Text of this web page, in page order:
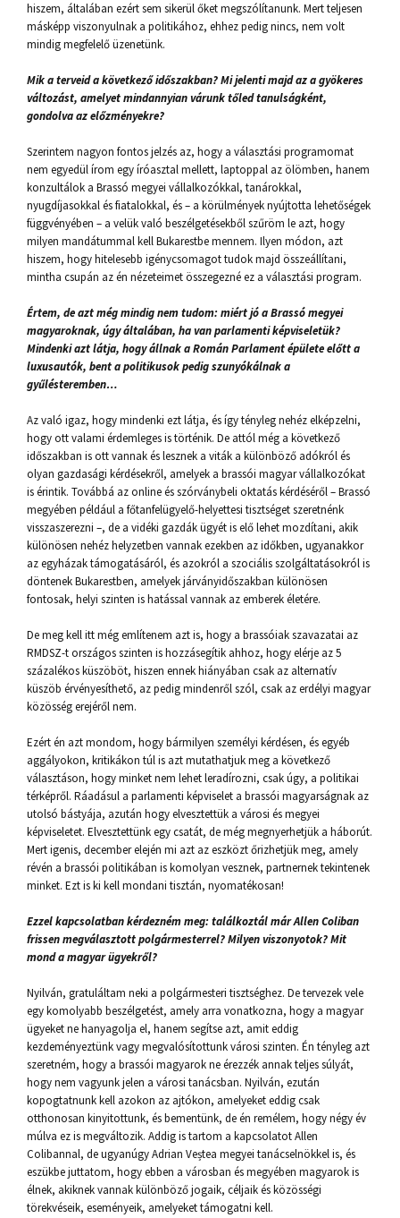
hiszem, általában ezért sem sikerül őket megszólítanunk. Mert teljesen
másképp viszonyulnak a politikához, ehhez pedig nincs, nem volt
mindig megfelelő üzenetünk.
Mik a terveid a következő időszakban? Mi jelenti majd az a gyökeres
változást, amelyet mindannyian várunk tőled tanulságként,
gondolva az előzményekre?
Szerintem nagyon fontos jelzés az, hogy a választási programomat
nem egyedül írom egy íróasztal mellett, laptoppal az ölömben, hanem
konzultálok a Brassó megyei vállalkozókkal, tanárokkal,
nyugdíjasokkal és fiatalokkal, és – a körülmények nyújtotta lehetőségek
függvényében – a velük való beszélgetésekből szűröm le azt, hogy
milyen mandátummal kell Bukarestbe mennem. Ilyen módon, azt
hiszem, hogy hitelesebb igénycsomagot tudok majd összeállítani,
mintha csupán az én nézeteimet összegezné ez a választási program.
Értem, de azt még mindig nem tudom: miért jó a Brassó megyei
magyaroknak, úgy általában, ha van parlamenti képviseletük?
Mindenki azt látja, hogy állnak a Román Parlament épülete előtt a
luxusautók, bent a politikusok pedig szunyókálnak a
gyűlésteremben…
Az való igaz, hogy mindenki ezt látja, és így tényleg nehéz elképzelni,
hogy ott valami érdemleges is történik. De attól még a következő
időszakban is ott vannak és lesznek a viták a különböző adókról és
olyan gazdasági kérdésekről, amelyek a brassói magyar vállalkozókat
is érintik. Továbbá az online és szórványbeli oktatás kérdéséről – Brassó
megyében például a főtanfelügyelő-helyettesi tisztséget szeretnénk
visszaszerezni –, de a vidéki gazdák ügyét is elő lehet mozdítani, akik
különösen nehéz helyzetben vannak ezekben az időkben, ugyanakkor
az egyházak támogatásáról, és azokról a szociális szolgáltatásokról is
döntenek Bukarestben, amelyek járványidőszakban különösen
fontosak, helyi szinten is hatással vannak az emberek életére.
De meg kell itt még említenem azt is, hogy a brassóiak szavazatai az
RMDSZ-t országos szinten is hozzásegítik ahhoz, hogy elérje az 5
százalékos küszöböt, hiszen ennek hiányában csak az alternatív
küszöb érvényesíthető, az pedig mindenről szól, csak az erdélyi magyar
közösség erejéről nem.
Ezért én azt mondom, hogy bármilyen személyi kérdésen, és egyéb
aggályokon, kritikákon túl is azt mutathatjuk meg a következő
választáson, hogy minket nem lehet leradírozni, csak úgy, a politikai
térképről. Ráadásul a parlamenti képviselet a brassói magyarságnak az
utolsó bástyája, azután hogy elvesztettük a városi és megyei
képviseletet. Elvesztettünk egy csatát, de még megnyerhetjük a háborút.
Mert igenis, december elején mi azt az eszközt őrizhetjük meg, amely
révén a brassói politikában is komolyan vesznek, partnernek tekintenek
minket. Ezt is ki kell mondani tisztán, nyomatékosan!
Ezzel kapcsolatban kérdezném meg: találkoztál már Allen Coliban
frissen megválasztott polgármesterrel? Milyen viszonyotok? Mit
mond a magyar ügyekről?
Nyilván, gratuláltam neki a polgármesteri tisztséghez. De tervezek vele
egy komolyabb beszélgetést, amely arra vonatkozna, hogy a magyar
ügyeket ne hanyagolja el, hanem segítse azt, amit eddig
kezdeményeztünk vagy megvalósítottunk városi szinten. Én tényleg azt
szeretném, hogy a brassói magyarok ne érezzék annak teljes súlyát,
hogy nem vagyunk jelen a városi tanácsban. Nyilván, ezután
kopogtatnunk kell azokon az ajtókon, amelyeket eddig csak
otthonosan kinyitottunk, és bementünk, de én remélem, hogy négy év
múlva ez is megváltozik. Addig is tartom a kapcsolatot Allen
Colibannal, de ugyanúgy Adrian Veștea megyei tanácselnökkel is, és
eszükbe juttatom, hogy ebben a városban és megyében magyarok is
élnek, akiknek vannak különböző jogaik, céljaik és közösségi
törekvéseik, eseményeik, amelyeket támogatni kell.